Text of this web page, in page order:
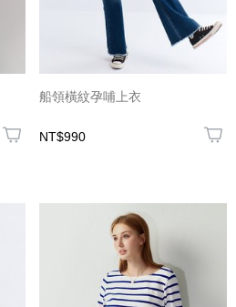
船領橫紋孕哺上衣
NT$990